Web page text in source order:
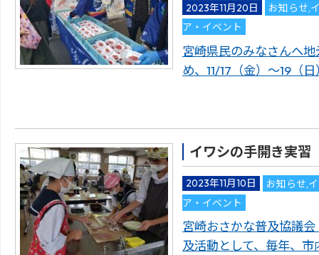
2023年11月20日 お知らせ,
ア・イベント
宮崎県民のみなさんへ
め、11/17（金）～19（
イワシの手開き実習
2023年11月10日 お知らせ,
ア・イベント
宮崎おさかな普及協議
及活動として、毎年、